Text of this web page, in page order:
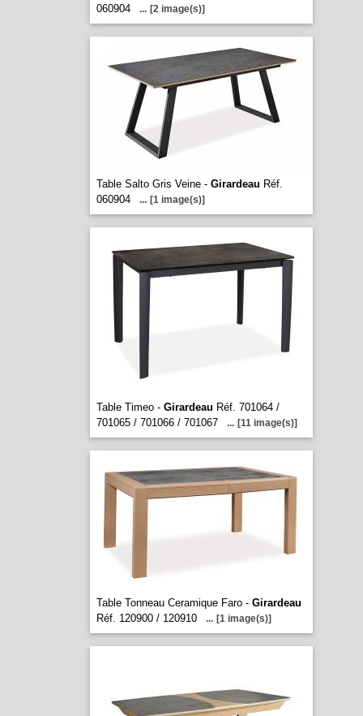
060904
... [2 image(s)]
Table Salto Gris Veine - Girardeau Réf.
060904
... [1 image(s)]
Table Timeo - Girardeau Réf. 701064 /
701065 / 701066 / 701067
... [11 image(s)]
Table Tonneau Ceramique Faro - Girardeau
Réf. 120900 / 120910
... [1 image(s)]